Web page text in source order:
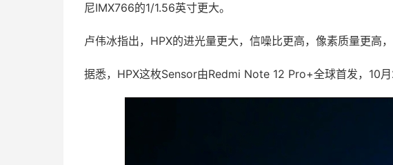
尼IMX766的1/1.56英寸更大。
卢伟冰指出，HPX的进光量更大，信噪比更高，像素质量更高，
据悉，HPX这枚Sensor由Redmi Note 12 Pro+全球首发，10月